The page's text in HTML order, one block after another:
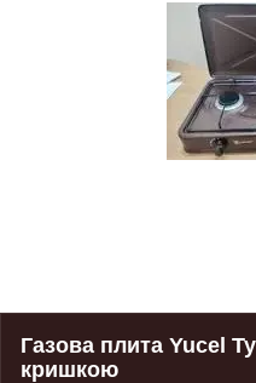
Газова плита Yucel
кришкою